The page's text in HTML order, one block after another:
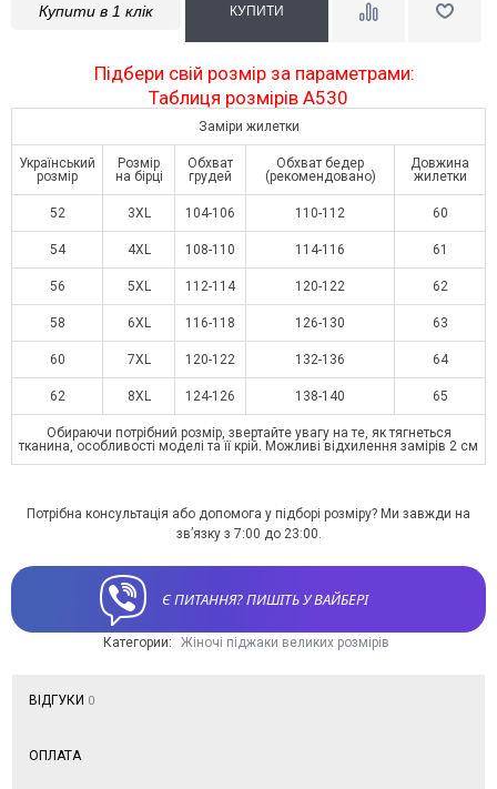
Купити в 1 клік
Підбери свій розмір за параметрами:
Таблиця розмірів A530
Заміри жилетки
Український
розмір
Розмір
на бірці
Обхват
грудей
Обхват бедер
(рекомендовано)
Довжина
жилетки
52 3XL 104-106 110-112 60
54 4XL 108-110 114-116 61
56 5XL 112-114 120-122 62
58 6XL 116-118 126-130 63
60 7XL 120-122 132-136 64
62 8XL 124-126 138-140 65
Обираючи потрібний розмір, звертайте увагу на те, як тягнеться
тканина, особливості моделі та її крій. Можливі відхилення замірів 2 см
Потрібна консультація або допомога у підборі розміру? Ми завжди на
зв’язку з 7:00 до 23:00.
Є ПИТАННЯ? ПИШІТЬ У ВАЙБЕРІ
Категории: Жіночі піджаки великих розмірів
ВІДГУКИ 0
ОПЛАТА